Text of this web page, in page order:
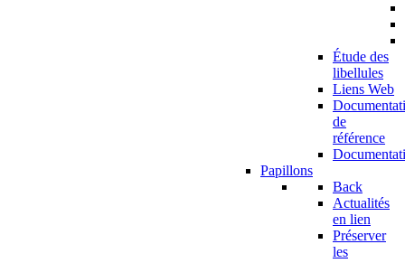
Étude des
libellules
Liens Web
de
référence
Papillons
Back
Actualités
en lien
Préserver
les